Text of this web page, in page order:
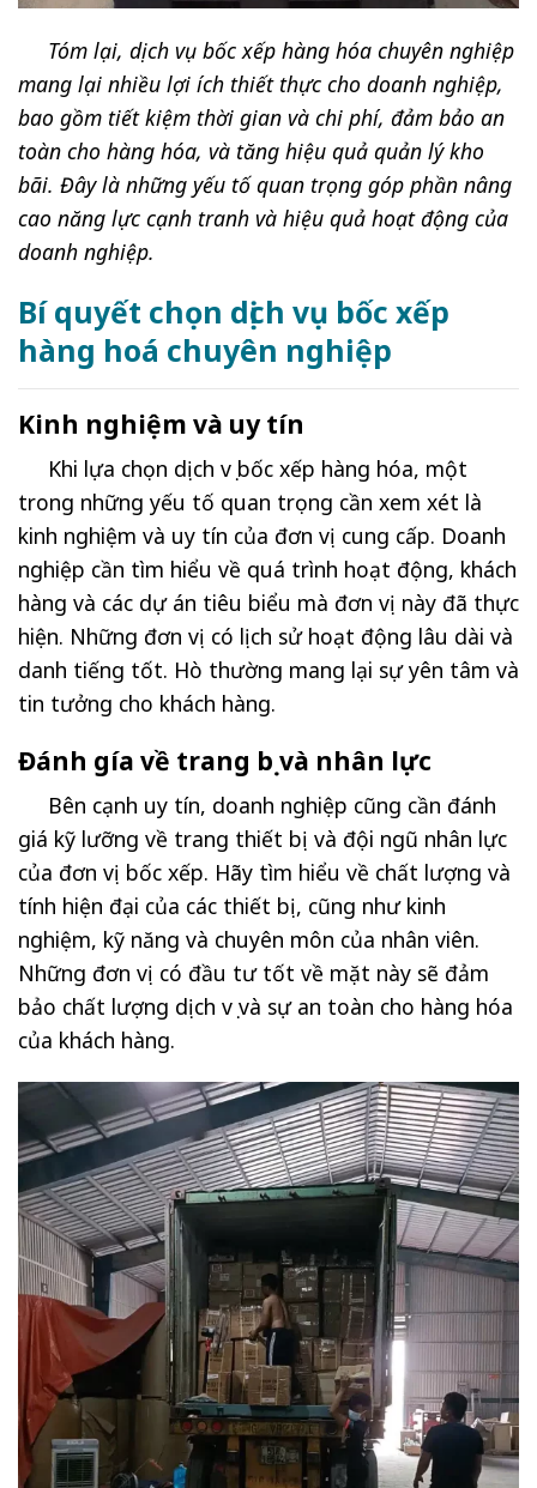
Tóm lại, dịch vụ bốc xếp hàng hóa chuyên nghiệp
mang lại nhiều lợi ích thiết thực cho doanh nghiệp,
bao gồm tiết kiệm thời gian và chi phí, đảm bảo an
toàn cho hàng hóa, và tăng hiệu quả quản lý kho
bãi. Đây là những yếu tố quan trọng góp phần nâng
cao năng lực cạnh tranh và hiệu quả hoạt động của
doanh nghiệp.
Bí quyết chọn dịch vụ bốc xếp
hàng hoá chuyên nghiệp
Kinh nghiệm và uy tín
Khi lựa chọn dịch vụ bốc xếp hàng hóa, một
trong những yếu tố quan trọng cần xem xét là
kinh nghiệm và uy tín của đơn vị cung cấp. Doanh
nghiệp cần tìm hiểu về quá trình hoạt động, khách
hàng và các dự án tiêu biểu mà đơn vị này đã thực
hiện. Những đơn vị có lịch sử hoạt động lâu dài và
danh tiếng tốt. Hò thường mang lại sự yên tâm và
tin tưởng cho khách hàng.
Đánh gía về trang bị và nhân lực
Bên cạnh uy tín, doanh nghiệp cũng cần đánh
giá kỹ lưỡng về trang thiết bị và đội ngũ nhân lực
của đơn vị bốc xếp. Hãy tìm hiểu về chất lượng và
tính hiện đại của các thiết bị, cũng như kinh
nghiệm, kỹ năng và chuyên môn của nhân viên.
Những đơn vị có đầu tư tốt về mặt này sẽ đảm
bảo chất lượng dịch vụ và sự an toàn cho hàng hóa
của khách hàng.